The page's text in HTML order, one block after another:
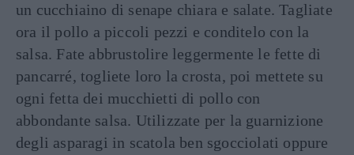
un cucchiaino di senape chiara e salate. Tagliate
ora il pollo a piccoli pezzi e conditelo con la
salsa. Fate abbrustolire leggermente le fette di
pancarré, togliete loro la crosta, poi mettete su
ogni fetta dei mucchietti di pollo con
abbondante salsa. Utilizzate per la guarnizione
degli asparagi in scatola ben sgocciolati oppure